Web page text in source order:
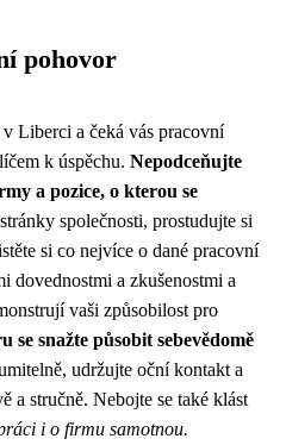
pohovor
Liberci a čeká vás pracovní
k úspěchu. Nepodceňujte
a pozice, o kterou se
společnosti, prostudujte si
si co nejvíce o dané pracovní
dovednostmi a zkušenostmi a
vaši způsobilost pro
se snažte působit sebevědomě
udržujte oční kontakt a
a stručně. Nebojte se také klást
i o firmu samotnou.